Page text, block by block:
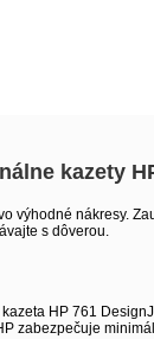
kazety
výhodné nákresy.
s dôverou.
HP 761
zabezpečuje